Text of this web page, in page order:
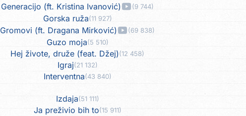
Generacijo (ft. Kristina Ivanović) (9 744)
Gorska ruža(11 927)
Gromovi (ft. Dragana Mirković) (69 838)
Guzo moja(5 510)
Hej živote, druže (feat. Džej)(12 458)
Igraj(21 132)
Interventna(43 840)
Izdaja(51 111)
Ja preživio bih to(15 911)